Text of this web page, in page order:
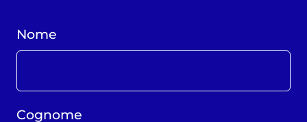
Nome
Cognome